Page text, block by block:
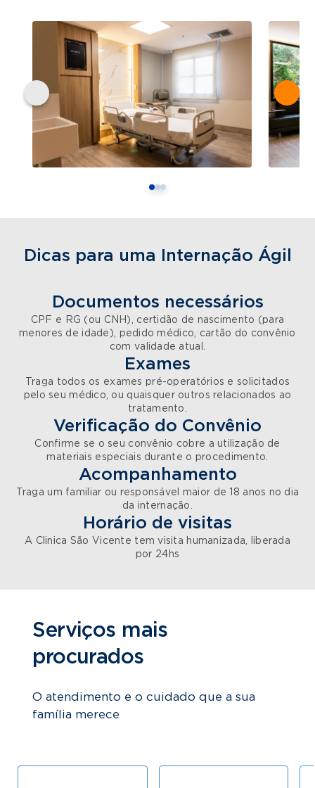
Dicas para uma Internação Ágil
Documentos necessários
CPF e RG (ou CNH), certidão de nascimento (para
menores de idade), pedido médico, cartão do convênio
com validade atual.
Exames
Traga todos os exames pré-operatórios e solicitados
pelo seu médico, ou quaisquer outros relacionados ao
tratamento.
Verificação do Convênio
Confirme se o seu convênio cobre a utilização de
materiais especiais durante o procedimento.
Acompanhamento
Traga um familiar ou responsável maior de 18 anos no dia
da internação.
Horário de visitas
A Clinica São Vicente tem visita humanizada, liberada
por 24hs
Serviços mais
procurados
O atendimento e o cuidado que a sua
família merece